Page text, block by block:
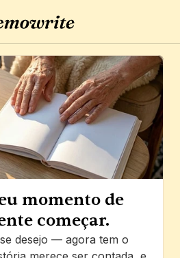
momento de
começar.
desejo — agora tem o